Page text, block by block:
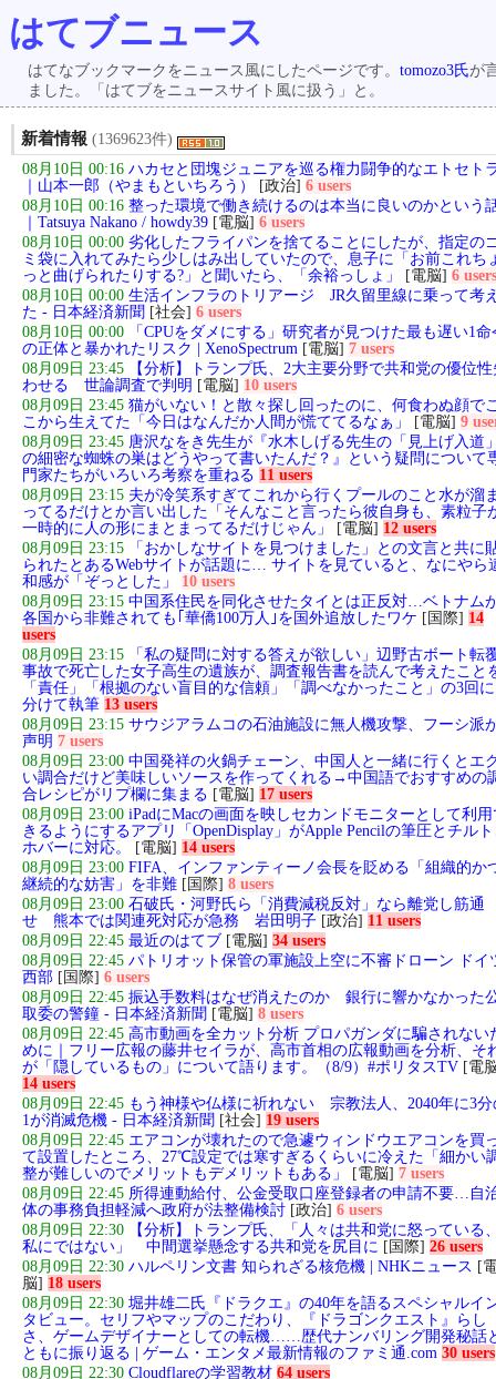
はてブニュース
はてなブックマークをニュース風にしたページです。 tomozo3氏が
ました。「はてブをニュースサイト風に扱う」と。
新着情報 (1369623件)
08月10日 00:16 ハカセと団塊ジュニアを巡る権力闘争的なエトセト
｜山本一郎（やまもといちろう）
[政治] 6 users
08月10日 00:16 整った環境で働き続けるのは本当に良いのかという
｜Tatsuya Nakano / howdy39 [電脳] 6 users
08月10日 00:00 劣化したフライパンを捨てることにしたが、指定の
ミ袋に入れてみたら少しはみ出していたので、息子に「お前これち
っと曲げられたりする?」と聞いたら、「余裕っしょ」
[電脳] 6 users
08月10日 00:00 生活インフラのトリアージ JR久留里線に乗って考
た - 日本経済新聞 [社会] 6 users
08月10日 00:00
「CPUをダメにする」研究者が見つけた最も遅い1命
の正体と暴かれたリスク | XenoSpectrum [電脳] 7 users
08月09日 23:45
【分析】トランプ氏、2大主要分野で共和党の優位性
わせる 世論調査で判明 [電脳] 10 users
08月09日 23:45 猫がいない！と散々探し回ったのに、何食わぬ顔で
こから生えてた「今日はなんだか人間が慌ててるなぁ」
[電脳] 9
08月09日 23:45 唐沢なをき先生が『水木しげる先生の「見上げ入道
の細密な蜘蛛の巣はどうやって書いたんだ？』という疑問について
門家たちがいろいろ考察を重ねる 11 users
08月09日 23:15 夫が冷笑系すぎてこれから行くプールのこと水が溜
ってるだけとか言い出した「そんなこと言ったら彼自身も、素粒子
一時的に人の形にまとまってるだけじゃん」
[電脳] 12 users
08月09日 23:15
「おかしなサイトを見つけました」との文言と共に
られたとあるWebサイトが話題に… サイトを見ていると、なにやら
和感が「ぞっとした」
10 users
08月09日 23:15 中国系住民を同化させたタイとは正反対…ベトナム
各国から非難されても｢華僑100万人｣を国外追放したワケ [国際] 14
users
08月09日 23:15
「私の疑問に対する答えが欲しい」辺野古ボート転
事故で死亡した女子高生の遺族が、調査報告書を読んで考えたこと
「責任」「根拠のない盲目的な信頼」「調べなかったこと」の3回に
分けて執筆 13 users
08月09日 23:15 サウジアラムコの石油施設に無人機攻撃、フーシ派
声明 7 users
08月09日 23:00 中国発祥の火鍋チェーン、中国人と一緒に行くとエ
い調合だけど美味しいソースを作ってくれる→中国語でおすすめの
合レシピがリプ欄に集まる [電脳] 17 users
08月09日 23:00 iPadにMacの画面を映しセカンドモニターとして利用
きるようにするアプリ「OpenDisplay」がApple Pencilの筆圧とチル
ホバーに対応。
[電脳] 14 users
08月09日 23:00 FIFA、インファンティーノ会長を貶める「組織的か
継続的な妨害」を非難 [国際] 8 users
08月09日 23:00 石破氏・河野氏ら「消費減税反対」なら離党し筋通
せ 熊本では関連死対応が急務 岩田明子 [政治] 11 users
08月09日 22:45 最近のはてブ [電脳] 34 users
08月09日 22:45 パトリオット保管の軍施設上空に不審ドローン ドイ
西部 [国際] 6 users
08月09日 22:45 振込手数料はなぜ消えたのか 銀行に響かなかった
取委の警鐘 - 日本経済新聞 [電脳] 8 users
08月09日 22:45 高市動画を全カット分析 プロパガンダに騙されない
めに｜フリー広報の藤井セイラが、高市首相の広報動画を分析、そ
が「隠しているもの」について語ります。（8/9）#ポリタスTV [電
14 users
08月09日 22:45 もう神様や仏様に祈れない 宗教法人、2040年に3分
1が消滅危機 - 日本経済新聞 [社会] 19 users
08月09日 22:45 エアコンが壊れたので急遽ウィンドウエアコンを買
て設置したところ、27℃設定では寒すぎるくらいに冷えた「細かい
整が難しいのでメリットもデメリットもある」
[電脳] 7 users
08月09日 22:45 所得連動給付、公金受取口座登録者の申請不要…自
体の事務負担軽減へ政府が法整備検討 [政治] 6 users
08月09日 22:30
【分析】トランプ氏、「人々は共和党に怒っている
私にではない」 中間選挙懸念する共和党を尻目に [国際] 26 users
08月09日 22:30 ハルペリン文書 知られざる核危機 | NHKニュース [
脳] 18 users
08月09日 22:30 堀井雄二氏『ドラクエ』の40年を語るスペシャルイ
タビュー。セリフやマップのこだわり、『ドラゴンクエスト』らし
さ、ゲームデザイナーとしての転機……歴代ナンバリング開発秘話
ともに振り返る | ゲーム・エンタメ最新情報のファミ通.com 30 users
08月09日 22:30 Cloudflareの学習教材 64 users